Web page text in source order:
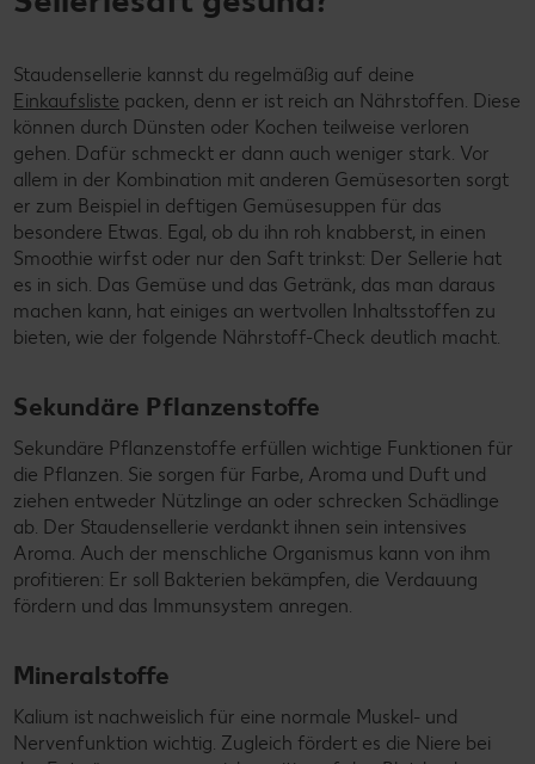
Staudensellerie kannst du regelmäßig auf deine
Einkaufsliste packen, denn er ist reich an Nährstoffen. Diese
können durch Dünsten oder Kochen teilweise verloren
gehen. Dafür schmeckt er dann auch weniger stark. Vor
allem in der Kombination mit anderen Gemüsesorten sorgt
er zum Beispiel in deftigen Gemüsesuppen für das
besondere Etwas. Egal, ob du ihn roh knabberst, in einen
Smoothie wirfst oder nur den Saft trinkst: Der Sellerie hat
es in sich. Das Gemüse und das Getränk, das man daraus
machen kann, hat einiges an wertvollen Inhaltsstoffen zu
bieten, wie der folgende Nährstoff-Check deutlich macht.
Sekundäre Pflanzenstoffe
Sekundäre Pflanzenstoffe erfüllen wichtige Funktionen für
die Pflanzen. Sie sorgen für Farbe, Aroma und Duft und
ziehen entweder Nützlinge an oder schrecken Schädlinge
ab. Der Staudensellerie verdankt ihnen sein intensives
Aroma. Auch der menschliche Organismus kann von ihm
profitieren: Er soll Bakterien bekämpfen, die Verdauung
fördern und das Immunsystem anregen.
Mineralstoffe
Kalium ist nachweislich für eine normale Muskel- und
Nervenfunktion wichtig. Zugleich fördert es die Niere bei